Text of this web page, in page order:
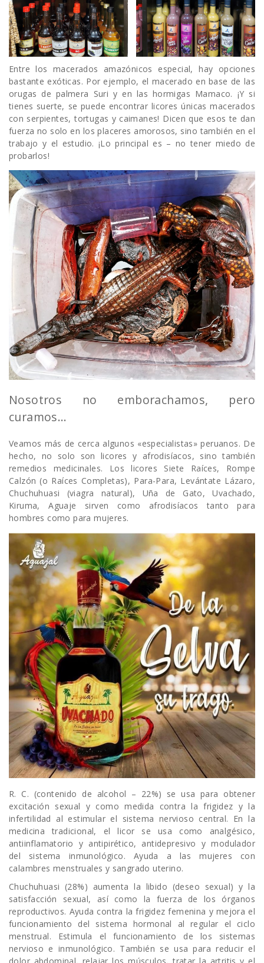
Entre los macerados amazónicos especial, hay opciones
bastante exóticas. Por ejemplo, el macerado en base de las
orugas de palmera Suri y en las hormigas Mamaco. ¡Y si
tienes suerte, se puede encontrar licores únicas macerados
con serpientes, tortugas y caimanes! Dicen que esos te dan
fuerza no solo en los placeres amorosos, sino también en el
trabajo y el estudio. ¡Lo principal es – no tener miedo de
probarlos!
Nosotros no emborachamos, pero
curamos…
Veamos más de cerca algunos «especialistas» peruanos. De
hecho, no solo son licores y afrodisíacos, sino también
remedios medicinales. Los licores Siete Raíces, Rompe
Calzón (o Raíces Completas), Para-Para, Levántate Lázaro,
Chuchuhuasi (viagra natural), Uña de Gato, Uvachado,
Kiruma, Aguaje sirven como afrodisíacos tanto para
hombres como para mujeres.
R. C. (contenido de alcohol – 22%) se usa para obtener
excitación sexual y como medida contra la frigidez y la
infertilidad al estimular el sistema nervioso central. En la
medicina tradicional, el licor se usa como analgésico,
antiinflamatorio y antipirético, antidepresivo y modulador
del sistema inmunológico. Ayuda a las mujeres con
calambres menstruales y sangrado uterino.
Chuchuhuasi (28%) aumenta la libido (deseo sexual) y la
satisfacción sexual, así como la fuerza de los órganos
reproductivos. Ayuda contra la frigidez femenina y mejora el
funcionamiento del sistema hormonal al regular el ciclo
menstrual. Estimula el funcionamiento de los sistemas
nervioso e inmunológico. También se usa para reducir el